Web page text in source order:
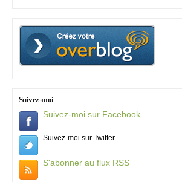
Suivez-moi
Suivez-moi sur Facebook
Suivez-moi sur Twitter
S'abonner au flux RSS